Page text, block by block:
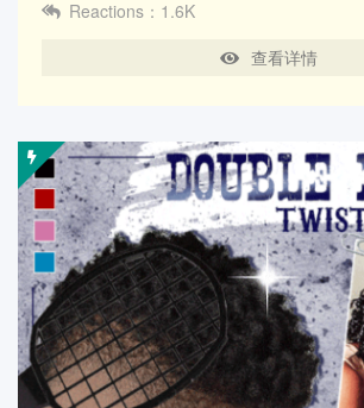
Reactions：1.6K
查看详情